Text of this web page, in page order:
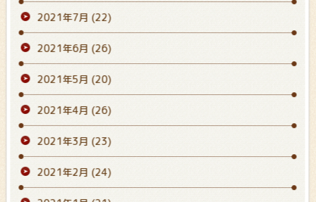
2021年7月 (22)
2021年6月 (26)
2021年5月 (20)
2021年4月 (26)
2021年3月 (23)
2021年2月 (24)